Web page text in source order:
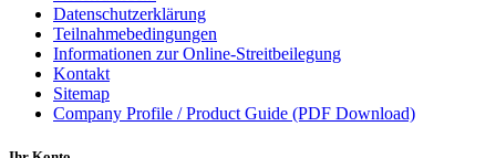
Datenschutzerklärung
Teilnahmebedingungen
Informationen zur Online-Streitbeilegung
Kontakt
Sitemap
Company Profile / Product Guide (PDF Download)